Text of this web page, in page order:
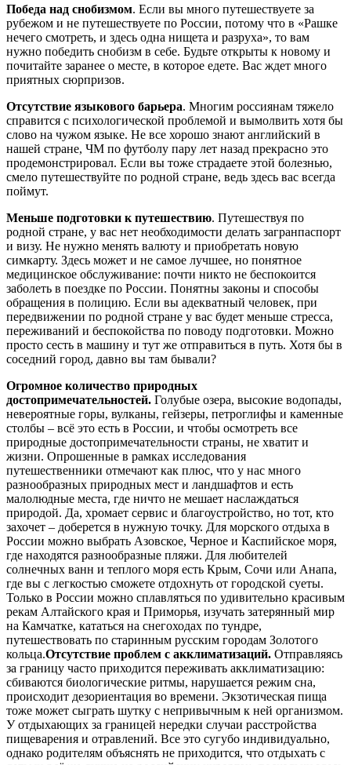
Победа над снобизмом. Если вы много путешествуете за
рубежом и не путешествуете по России, потому что в «Рашке
нечего смотреть, и здесь одна нищета и разруха», то вам
нужно победить снобизм в себе. Будьте открыты к новому и
почитайте заранее о месте, в которое едете. Вас ждет много
приятных сюрпризов.
Отсутствие языкового барьера. Многим россиянам тяжело
справится с психологической проблемой и вымолвить хотя бы
слово на чужом языке. Не все хорошо знают английский в
нашей стране, ЧМ по футболу пару лет назад прекрасно это
продемонстрировал. Если вы тоже страдаете этой болезнью,
смело путешествуйте по родной стране, ведь здесь вас всегда
поймут.
Меньше подготовки к путешествию. Путешествуя по
родной стране, у вас нет необходимости делать загранпаспорт
и визу. Не нужно менять валюту и приобретать новую
симкарту. Здесь может и не самое лучшее, но понятное
медицинское обслуживание: почти никто не беспокоится
заболеть в поездке по России. Понятны законы и способы
обращения в полицию. Если вы адекватный человек, при
передвижении по родной стране у вас будет меньше стресса,
переживаний и беспокойства по поводу подготовки. Можно
просто сесть в машину и тут же отправиться в путь. Хотя бы в
соседний город, давно вы там бывали?
Огромное количество природных
достопримечательностей. Голубые озера, высокие водопады,
невероятные горы, вулканы, гейзеры, петроглифы и каменные
столбы – всё это есть в России, и чтобы осмотреть все
природные достопримечательности страны, не хватит и
жизни. Опрошенные в рамках исследования
путешественники отмечают как плюс, что у нас много
разнообразных природных мест и ландшафтов и есть
малолюдные места, где ничто не мешает наслаждаться
природой. Да, хромает сервис и благоустройство, но тот, кто
захочет – доберется в нужную точку. Для морского отдыха в
России можно выбрать Азовское, Черное и Каспийское моря,
где находятся разнообразные пляжи. Для любителей
солнечных ванн и теплого моря есть Крым, Сочи или Анапа,
где вы с легкостью сможете отдохнуть от городской суеты.
Только в России можно сплавляться по удивительно красивым
рекам Алтайского края и Приморья, изучать затерянный мир
на Камчатке, кататься на снегоходах по тундре,
путешествовать по старинным русским городам Золотого
кольца.Отсутствие проблем с акклиматизаций. Отправляясь
за границу часто приходится переживать акклиматизацию:
сбиваются биологические ритмы, нарушается режим сна,
происходит дезориентация во времени. Экзотическая пища
тоже может сыграть шутку с непривычным к ней организмом.
У отдыхающих за границей нередки случаи расстройства
пищеварения и отравлений. Все это сугубо индивидуально,
однако родителям объяснять не приходится, что отдыхать с